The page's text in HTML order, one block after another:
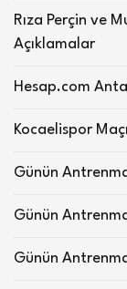
Rıza Perçin ve
Açıklamalar
Hesap.com
Kocaelispor
Günün
Günün
Günün